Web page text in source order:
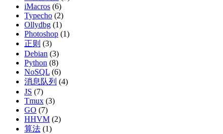
iMacros (6)
Typecho (2)
Ollydbg (1)
Photoshop (1)
正则 (3)
Debian (3)
Python (8)
NoSQL (6)
消息队列 (4)
JS (7)
Tmux (3)
GO (7)
HHVM (2)
算法 (1)